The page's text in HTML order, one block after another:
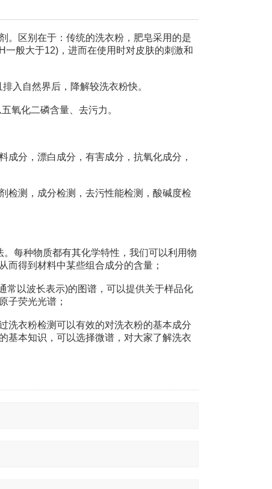
区别在于：传统的洗衣粉，肥皂采用的是
般大于12)，进而在使用时对皮肤的刺激和
自然界后，降解较洗衣粉快。
化二磷含量、去污力。
分，漂白成分，有害成分，抗氧化成分，
测，成分检测，去污性能检测，酸碱度检
每种物质都有其化学特性，我们可以利用物
而得到材料中某些组合成分的含量；
以波长表示)的图谱，可以提供关于样品化
子荧光光谱；
衣粉检测可以有效的对洗衣粉的基本成分
基本知识，可以选择微谱，对大家了解洗衣